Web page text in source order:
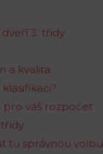
3. třídy
a kvalita
pro váš rozpočet
tu správnou volbu